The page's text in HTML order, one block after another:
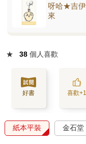
呀哈★吉伊
來
★ 38 個人喜歡
好書 喜歡+1
紙本平裝 金石堂